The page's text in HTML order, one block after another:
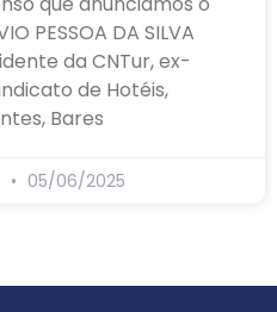
PESSOA DA SILVA
da CNTur, ex-
de Hotéis,
Bares
05/06/2025